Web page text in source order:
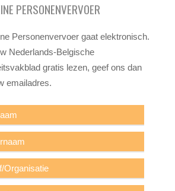
PERSONENVERVOER
Personenvervoer gaat elektronisch.
Nederlands-Belgische
gratis lezen, geef ons dan
emailadres.